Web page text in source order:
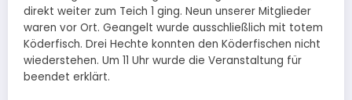
direkt weiter zum Teich 1 ging. Neun unserer Mitglieder
waren vor Ort. Geangelt wurde ausschließlich mit totem
Köderfisch. Drei Hechte konnten den Köderfischen nicht
wiederstehen. Um 11 Uhr wurde die Veranstaltung für
beendet erklärt.